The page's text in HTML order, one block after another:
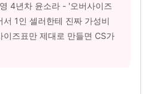
4년차 윤소라 - '오버사이즈
1인 셀러한테 진짜 가성비
이즈표만 제대로 만들면 CS가